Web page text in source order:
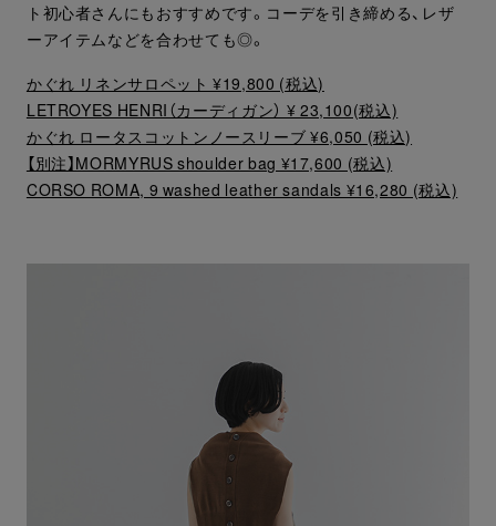
ト初心者さんにもおすすめです。コーデを引き締める、レザ
ーアイテムなどを合わせても◎。
かぐれ リネンサロペット ¥19,800 (税込)
LETROYES HENRI（カーディガン） ¥ 23,100(税込)
かぐれ ロータスコットンノースリーブ ¥6,050 (税込)
【別注】MORMYRUS shoulder bag ¥17,600 (税込)
CORSO ROMA, 9 washed leather sandals ¥16,280 (税込)